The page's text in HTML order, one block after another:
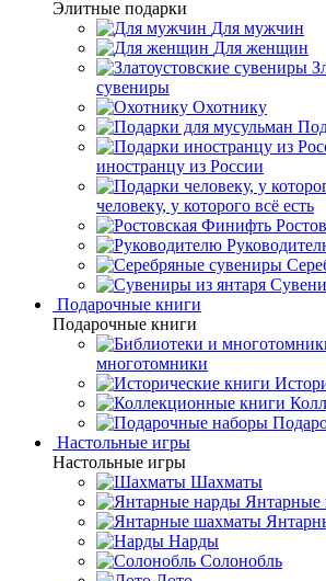
Элитные подарки
Для мужчин
Для женщин
сувениры
Охотнику
иностранцу из России
человеку, у которого всё есть
Подарочные книги
Подарочные книги
многотомники
Настольные игры
Настольные игры
Шахматы
Янтарные
Нарды
Солонобль